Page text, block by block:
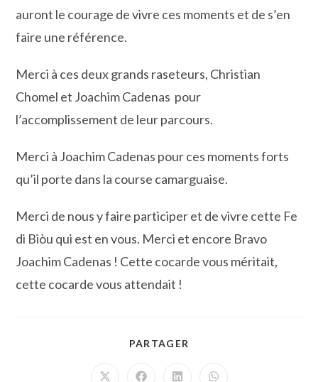
auront le courage de vivre ces moments et de s’en
faire une référence.
Merci à ces deux grands raseteurs, Christian
Chomel et Joachim Cadenas pour
l’accomplissement de leur parcours.
Merci à Joachim Cadenas pour ces moments forts
qu’il porte dans la course camarguaise.
Merci de nous y faire participer et de vivre cette Fe
di Biòu qui est en vous. Merci et encore Bravo
Joachim Cadenas ! Cette cocarde vous méritait,
cette cocarde vous attendait !
PARTAGER